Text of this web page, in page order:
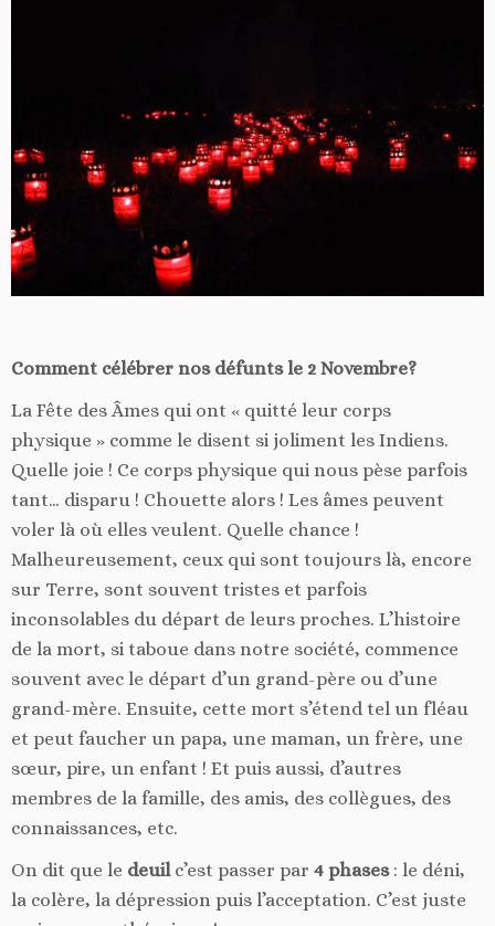
Comment célébrer nos défunts le 2 Novembre?
La Fête des Âmes qui ont « quitté leur corps
physique » comme le disent si joliment les Indiens.
Quelle joie ! Ce corps physique qui nous pèse parfois
tant… disparu ! Chouette alors ! Les âmes peuvent
voler là où elles veulent. Quelle chance !
Malheureusement, ceux qui sont toujours là, encore
sur Terre, sont souvent tristes et parfois
inconsolables du départ de leurs proches. L’histoire
de la mort, si taboue dans notre société, commence
souvent avec le départ d’un grand-père ou d’une
grand-mère. Ensuite, cette mort s’étend tel un fléau
et peut faucher un papa, une maman, un frère, une
sœur, pire, un enfant ! Et puis aussi, d’autres
membres de la famille, des amis, des collègues, des
connaissances, etc.
On dit que le deuilc’est passer par 4 phases: le déni,
la colère, la dépression puis l’acceptation. C’est juste